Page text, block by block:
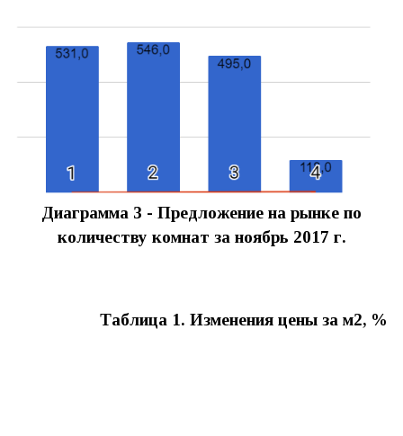
Диаграмма 3 - Предложение на рынке по
количеству комнат за ноябрь 2017 г.
Таблица 1. Изменения цены за м2, %